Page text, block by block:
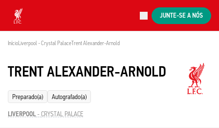
Now live
Liverpool
JUNTE-SE A NÓS
InícioLiverpool - Crystal PalaceTrent Alexander-Arnold
TRENT ALEXANDER-ARNOLD
Preparado(a) Autografado(a)
LIVERPOOL-CRYSTAL PALACE